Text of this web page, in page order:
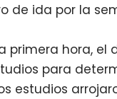
de ida por la
primera hora, el
para
estudios